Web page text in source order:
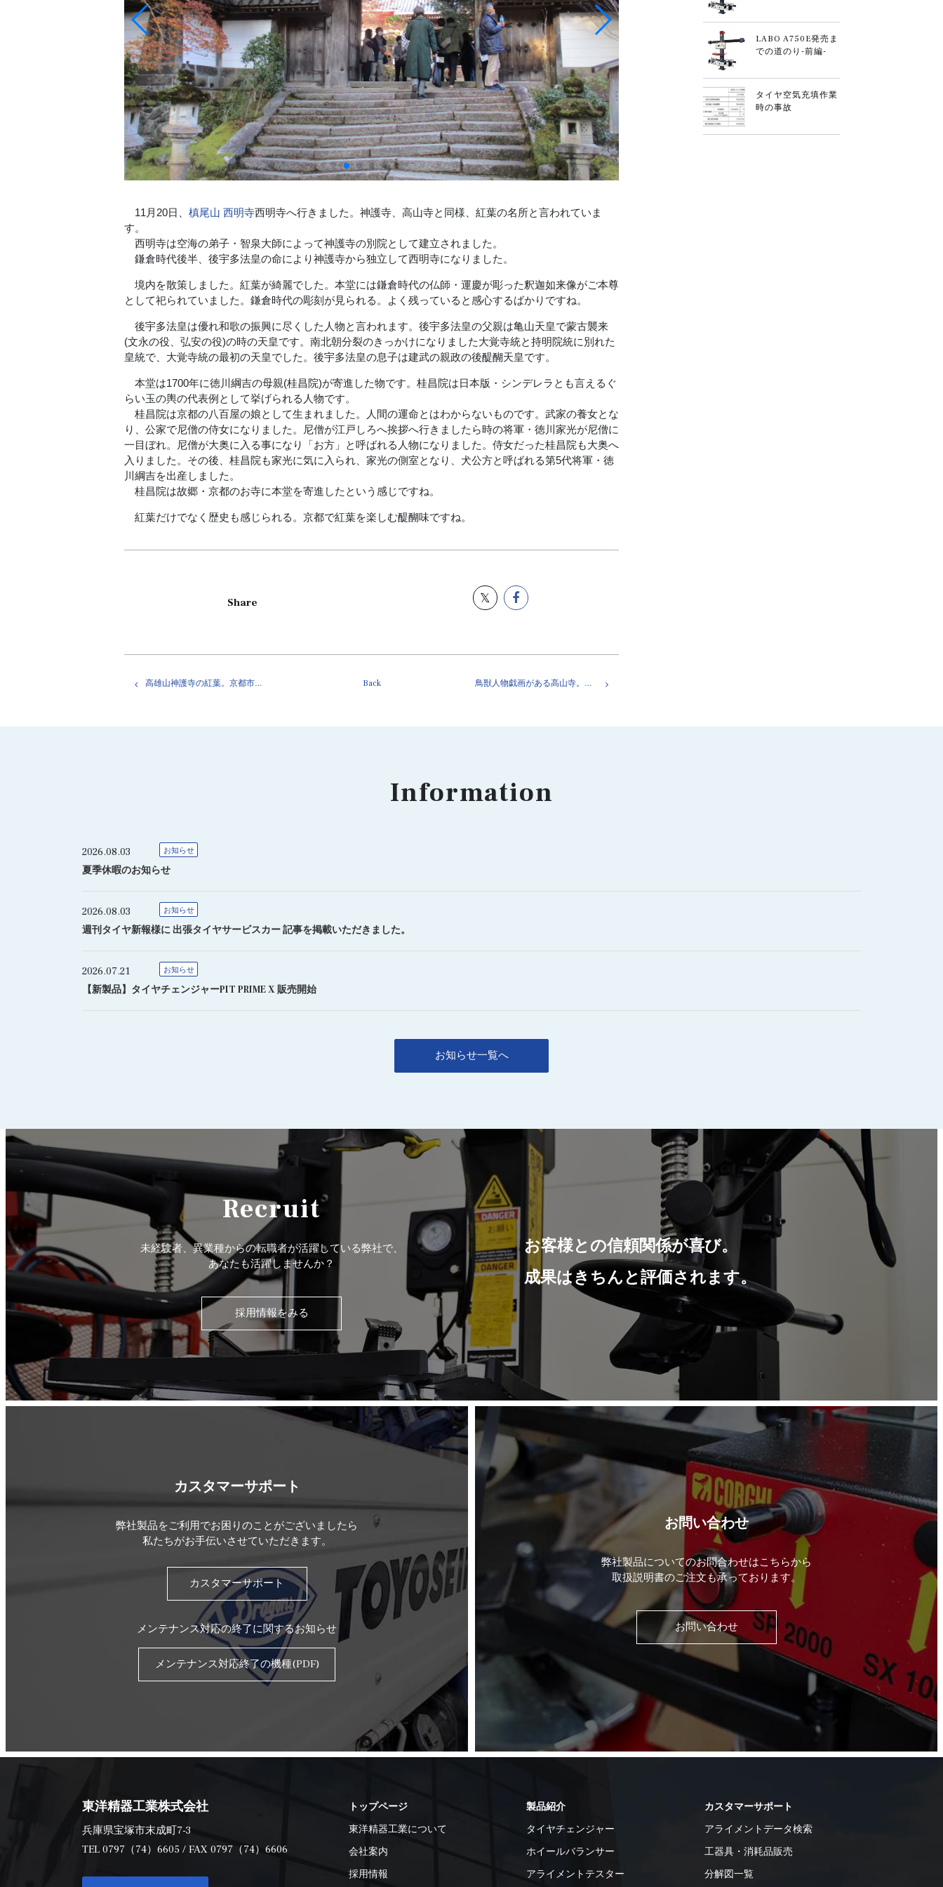
11月20日、 槙尾山 西明寺西明寺へ行きました。神護寺、高山寺と同様、紅葉の名所と言われていま
す。
西明寺は空海の弟子・智泉大師によって神護寺の別院として建立されました。
鎌倉時代後半、後宇多法皇の命により神護寺から独立して西明寺になりました。
境内を散策しました。紅葉が綺麗でした。本堂には鎌倉時代の仏師・運慶が彫った釈迦如来像がご本尊
として祀られていました。鎌倉時代の彫刻が見られる。よく残っていると感心するばかりですね。
後宇多法皇は優れ和歌の振興に尽くした人物と言われます。後宇多法皇の父親は亀山天皇で蒙古襲来
(文永の役、弘安の役)の時の天皇です。南北朝分裂のきっかけになりました大覚寺統と持明院統に別れた
皇統で、大覚寺統の最初の天皇でした。後宇多法皇の息子は建武の親政の後醍醐天皇です。
本堂は1700年に徳川綱吉の母親(桂昌院)が寄進した物です。桂昌院は日本版・シンデレラとも言えるぐ
らい玉の輿の代表例として挙げられる人物です。
桂昌院は京都の八百屋の娘として生まれました。人間の運命とはわからないものです。武家の養女とな
り、公家で尼僧の侍女になりました。尼僧が江戸しろへ挨拶へ行きましたら時の将軍・徳川家光が尼僧に
一目ぼれ。尼僧が大奥に入る事になり「お方」と呼ばれる人物になりました。侍女だった桂昌院も大奥へ
入りました。その後、桂昌院も家光に気に入られ、家光の側室となり、犬公方と呼ばれる第5代将軍・徳
川綱吉を出産しました。
桂昌院は故郷・京都のお寺に本堂を寄進したという感じですね。
紅葉だけでなく歴史も感じられる。京都で紅葉を楽しむ醍醐味ですね。
Share
高雄山神護寺の紅葉。京都市右京区 Back 鳥獣人物戯画がある高山寺。京都市右京区高雄
LABO A750E発売ま
での道のり-前編-
タイヤ空気充填作業
時の事故
Information
2026.08.03 お知らせ
夏季休暇のお知らせ
2026.08.03 お知らせ
週刊タイヤ新報様に 出張タイヤサービスカー 記事を掲載いただきました。
2026.07.21 お知らせ
【新製品】タイヤチェンジャーPIT PRIME X 販売開始
お知らせ一覧へ
お客様との信頼関係が喜び。
成果はきちんと評価されます。
Recruit
未経験者、異業種からの転職者が活躍している弊社で、
あなたも活躍しませんか？
採用情報をみる
カスタマーサポート
弊社製品をご利用でお困りのことがございましたら
私たちがお手伝いさせていただきます。
カスタマーサポート
メンテナンス対応の終了に関するお知らせ
メンテナンス対応終了の機種(PDF)
お問い合わせ
弊社製品についてのお問合わせはこちらから
取扱説明書のご注文も承っております。
お問い合わせ
東洋精器工業株式会社
兵庫県宝塚市末成町7-3
TEL 0797（74）6605 / FAX 0797（74）6606
トップページ
東洋精器工業について
会社案内
採用情報
製品紹介
タイヤチェンジャー
ホイールバランサー
アライメントテスター
カスタマーサポート
アライメントデータ検索
工器具・消耗品販売
分解図一覧